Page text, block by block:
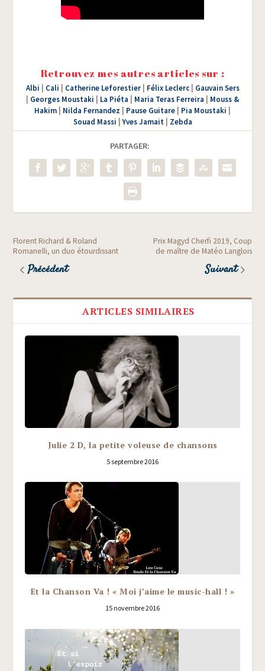
Retrouvez mes autres articles sur :
Albi Cali Catherine Leforestier| Félix Leclerc| Gauvain Sers
Georges Moustaki La Piéta Maria Teras Ferreira
Mouss &
Hakim
Nilda Fernandez Pause Guitare Pia Moustaki
Souad Massi |Yves Jamait| Zebda
PARTAGER:
Florent Richard & Roland
Romanelli, un duo étourdissant
Précédent
Prix Magyd Cherfi 2019, Coup
de maître de Matéo Langlois
Suivant
ARTICLES SIMILAIRES
Julie 2 D, la petite voleuse de chansons
5 septembre 2016
Et la Chanson Va ! « Moi j’aime le music-hall ! »
15 novembre 2016